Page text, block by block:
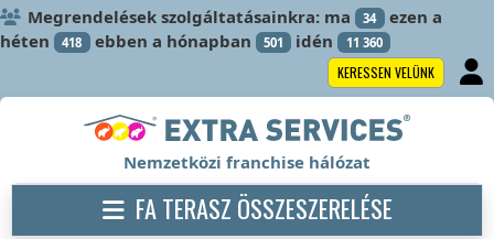
Megrendelések szolgáltatásainkra: ma 34 ezen a
héten
418 ebben a hónapban 501 idén 11 360
KERESSEN VELÜNK
Nemzetközi franchise hálózat
FA TERASZ ÖSSZESZERELÉSE